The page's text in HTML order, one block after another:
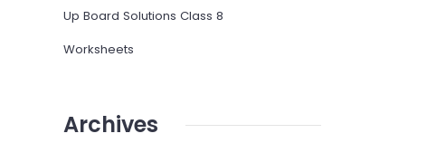
Up Board Solutions Class 8
Worksheets
Archives